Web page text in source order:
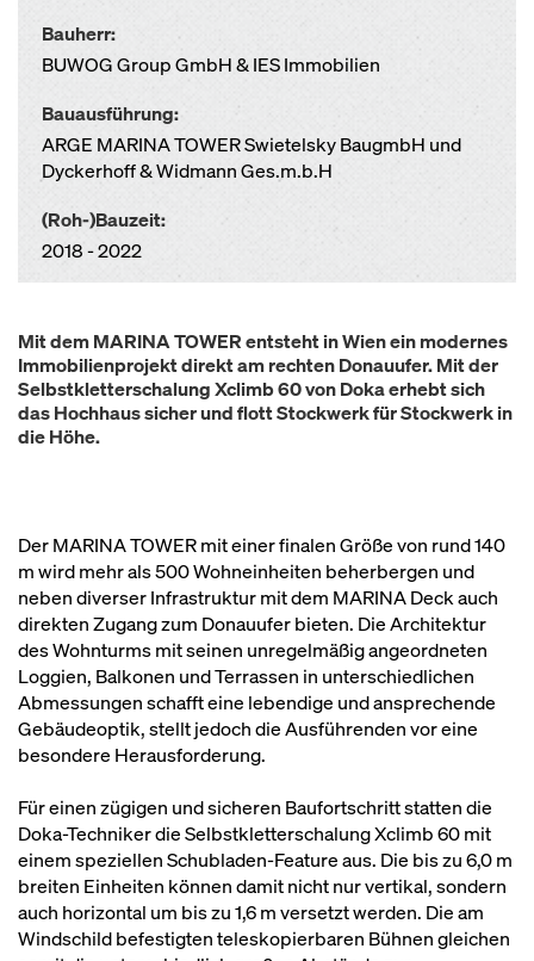
Bauherr:
BUWOG Group GmbH & IES Immobilien
Bauausführung:
ARGE MARINA TOWER Swietelsky BaugmbH und
Dyckerhoff & Widmann Ges.m.b.H
(Roh-)Bauzeit:
2018 - 2022
Mit dem MARINA TOWER entsteht in Wien ein modernes
Immobilienprojekt direkt am rechten Donauufer. Mit der
Selbstkletterschalung Xclimb 60 von Doka erhebt sich
das Hochhaus sicher und flott Stockwerk für Stockwerk in
die Höhe.
Der MARINA TOWER mit einer finalen Größe von rund 140
m wird mehr als 500 Wohneinheiten beherbergen und
neben diverser Infrastruktur mit dem MARINA Deck auch
direkten Zugang zum Donauufer bieten. Die Architektur
des Wohnturms mit seinen unregelmäßig angeordneten
Loggien, Balkonen und Terrassen in unterschiedlichen
Abmessungen schafft eine lebendige und ansprechende
Gebäudeoptik, stellt jedoch die Ausführenden vor eine
besondere Herausforderung.
Für einen zügigen und sicheren Baufortschritt statten die
Doka-Techniker die Selbstkletterschalung Xclimb 60 mit
einem speziellen Schubladen-Feature aus. Die bis zu 6,0 m
breiten Einheiten können damit nicht nur vertikal, sondern
auch horizontal um bis zu 1,6 m versetzt werden. Die am
Windschild befestigten teleskopierbaren Bühnen gleichen